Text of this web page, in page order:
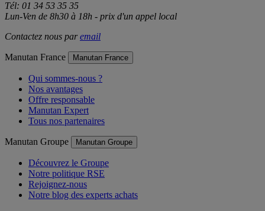
Tél: 01 34 53 35 35
Lun-Ven de 8h30 à 18h - prix d'un appel local
Contactez nous paremail
Manutan France Manutan France
Qui sommes-nous ?
Nos avantages
Offre responsable
Manutan Expert
Tous nos partenaires
Manutan Groupe Manutan Groupe
Découvrez le Groupe
Notre politique RSE
Rejoignez-nous
Notre blog des experts achats